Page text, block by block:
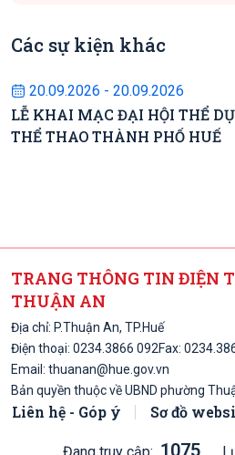
Các sự kiện khác
Sự kiện sắp diễn ra
20.09.2026 - 20.09.2026
LỄ KHAI MẠC ĐẠI HỘI THỂ
THỂ THAO THÀNH PHỐ HUẾ
TRANG THÔNG TIN ĐIỆN
THUẬN AN
Địa chỉ: P.Thuận An, TP.Huế
Điện thoại: 0234.3866 092Fax:
Email: thuanan@hue.gov.vn
Bản quyền thuộc về UBND phường
Liên hệ - Góp ý Sơ đồ
1075